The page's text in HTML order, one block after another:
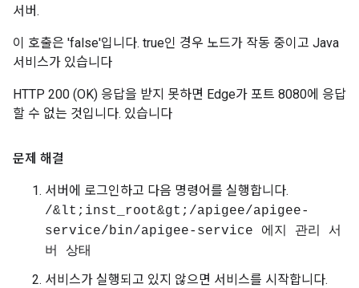
서버.
이 호출은 'false'입니다. true인 경우 노드가 작동 중이고 Java
서비스가 있습니다
HTTP 200 (OK) 응답을 받지 못하면 Edge가 포트 8080에 응답
할 수 없는 것입니다. 있습니다
문제 해결
서버에 로그인하고 다음 명령어를 실행합니다.
/&lt;inst_root&gt;/apigee/apigee-
service/bin/apigee-service 에지 관리 서
버 상태
서비스가 실행되고 있지 않으면 서비스를 시작합니다.